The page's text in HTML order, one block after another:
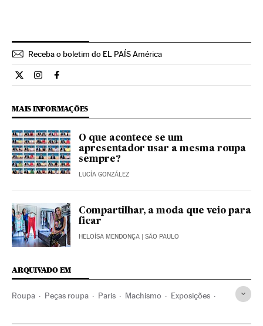
Receba o boletim do EL PAÍS América
Estilo El País Brasil en Twitter
Estilo El País Brasil en Instagram
Estilo El País Brasil en Facebook
MAIS INFORMAÇÕES
O que acontece se um
apresentador usar a mesma roupa
sempre?
LUCÍA GONZÁLEZ
Compartilhar, a moda que veio para
ficar
HELOÍSA MENDONÇA | SÃO PAULO
ARQUIVADO EM
Roupa Peças roupa Paris Machismo Exposições